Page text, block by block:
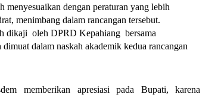
menyesuaikan dengan peraturan yang lebih
menimbang dalam rancangan tersebut.
dikaji oleh DPRD Kepahiang bersama
dalam naskah akademik kedua rancangan
memberikan apresiasi pada Bupati, karena